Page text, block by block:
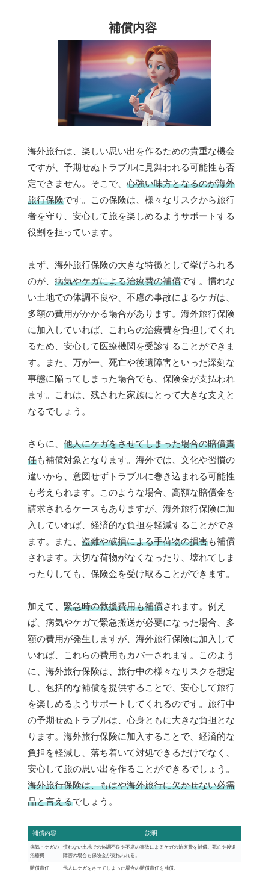
補償内容
海外旅行は、楽しい思い出を作るための貴重な機会
ですが、予期せぬトラブルに見舞われる可能性も否
定できません。そこで、 心強い味方となるのが海外
旅行保険です。この保険は、様々なリスクから旅行
者を守り、安心して旅を楽しめるようサポートする
役割を担っています。
まず、海外旅行保険の大きな特徴として挙げられる
のが、 病気やケガによる治療費の補償です。慣れな
い土地での体調不良や、不慮の事故によるケガは、
多額の費用がかかる場合があります。海外旅行保険
に加入していれば、これらの治療費を負担してくれ
るため、安心して医療機関を受診することができま
す。また、万が一、死亡や後遺障害といった深刻な
事態に陥ってしまった場合でも、保険金が支払われ
ます。これは、残された家族にとって大きな支えと
なるでしょう。
さらに、 他人にケガをさせてしまった場合の賠償責
任も補償対象となります。海外では、文化や習慣の
違いから、意図せずトラブルに巻き込まれる可能性
も考えられます。このような場合、高額な賠償金を
請求されるケースもありますが、海外旅行保険に加
入していれば、経済的な負担を軽減することができ
ます。また、 盗難や破損による手荷物の損害も補償
されます。大切な荷物がなくなったり、壊れてしま
ったりしても、保険金を受け取ることができます。
加えて、 緊急時の救援費用も補償されます。例え
ば、病気やケガで緊急搬送が必要になった場合、多
額の費用が発生しますが、海外旅行保険に加入して
いれば、これらの費用もカバーされます。このよう
に、海外旅行保険は、旅行中の様々なリスクを想定
し、包括的な補償を提供することで、安心して旅行
を楽しめるようサポートしてくれるのです。旅行中
の予期せぬトラブルは、心身ともに大きな負担とな
ります。海外旅行保険に加入することで、経済的な
負担を軽減し、落ち着いて対処できるだけでなく、
安心して旅の思い出を作ることができるでしょう。
海外旅行保険は、もはや海外旅行に欠かせない必需
品と言えるでしょう。
補償内容 説明
病気・ケガの
治療費
慣れない土地での体調不良や不慮の事故によるケガの治療費を補償。死亡や後遺
障害の場合も保険金が支払われる。
賠償責任 他人にケガをさせてしまった場合の賠償責任を補償。